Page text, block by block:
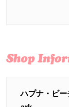
ハプナ・ビ